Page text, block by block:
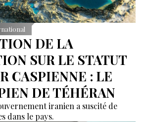
DE LA
SUR LE STATUT
CASPIENNE : LE
DE TÉHÉRAN
iranien a suscité de
dans le pays.